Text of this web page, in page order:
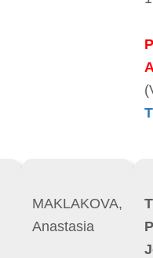
MAKLAKOVA,
Anastasia